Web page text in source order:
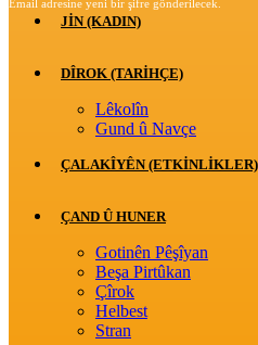
Email adresine yeni bir şifre gönderilecek.
JİN (KADIN)
DÎROK (TARİHÇE)
Lêkolîn
Gund û Navçe
ÇALAKÎYÊN (ETKINLIKLER)
ÇAND Û HUNER
Gotinên Pêşîyan
Beşa Pirtûkan
Çîrok
Helbest
Stran